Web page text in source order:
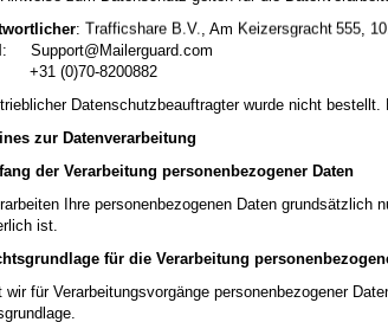
beurteilen und sich obiger Tips bedienen.
Kindern. Vermitteln Sie Ihren minderjährigen
ihre wahre Identität verbergen und mit einer
im Netz getroffen haben, verabreden sollen, ohne
Kontakt mit ihm aufnehmen will oder wenn Ihr Kind
reCAPTCHA geschützt und es gelten die
finden die
Allgemeinen
ein. Wenn Sie sich auf der Website registrieren,
: , Am ,
: moc.draugreliaM@troppuS
(0)70-8200882
Datenschutzbeauftragter wurde nicht
zur Datenverarbeitung
der Verarbeitung personenbezogener Daten
Ihre personenbezogenen Daten grundsätzlich
ist.
für die Verarbeitung
wir für Verarbeitungsvorgänge personenbezogener